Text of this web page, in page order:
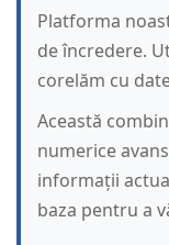
Platforma
de încredere.
corelăm cu
Această
numerice
informații
baza pentru a